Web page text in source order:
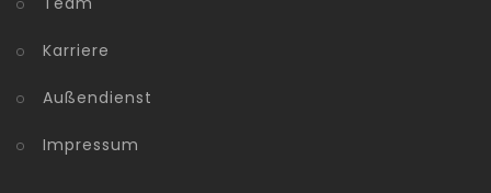
Karriere
Außendienst
Impressum